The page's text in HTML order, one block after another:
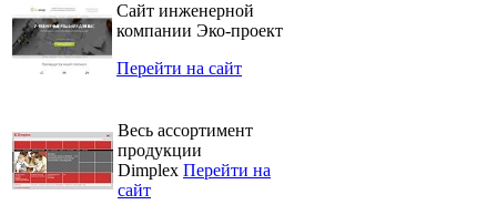
Сайт инженерной
компании Эко-проект
Перейти на сайт
Весь ассортимент
продукции
Dimplex Перейти на
сайт